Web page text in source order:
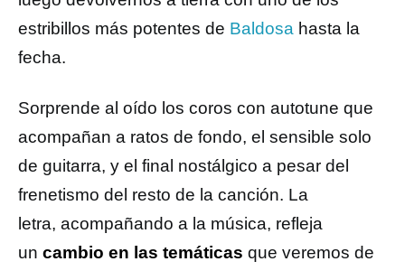
estribillos más potentes de Baldosa hasta la
fecha.
Sorprende al oído los coros con autotune que
acompañan a ratos de fondo, el sensible solo
de guitarra, y el final nostálgico a pesar del
frenetismo del resto de la canción. La
letra, acompañando a la música, refleja
un cambio en las temáticas que veremos de